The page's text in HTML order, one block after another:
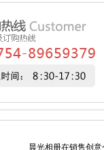
晨光相册在销售创